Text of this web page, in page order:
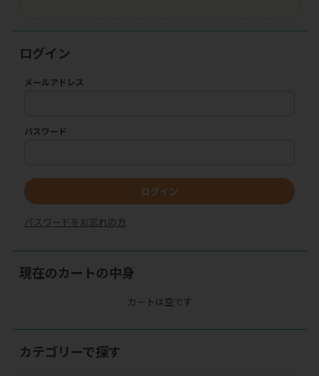
ログイン
メールアドレス
パスワード
ログイン
パスワードをお忘れの方
現在のカートの中身
カートは空です
カテゴリーで探す